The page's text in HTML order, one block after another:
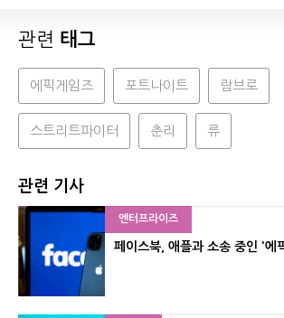
관련 태그
에픽게임즈 포트나이트 람브로
스트리트파이터 춘리 류
관련 기사
엔터프라이즈
페이스북, 애플과 소송 중인 '에